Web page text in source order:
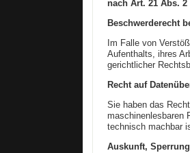
nach Art. 21 Abs. 2
Beschwerderecht
Im Falle von
Aufenthalts, ihres
gerichtlicher
Recht auf
Sie haben das
maschinenlesbaren
technisch machbar
Auskunft,